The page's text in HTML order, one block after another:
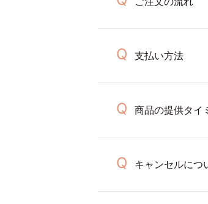
支払い方法
商品の提供タイ
キャンセルにつ